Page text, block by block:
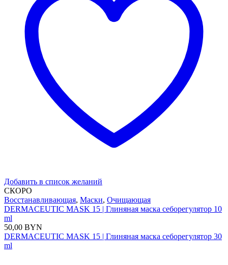
Добавить в список желаний
СКОРО
Восстанавливающая, Маски, Очищающая
DERMACEUTIC MASK 15 | Глиняная маска себорегулятор 10
ml
50,00 BYN
DERMACEUTIC MASK 15 | Глиняная маска себорегулятор 30
ml